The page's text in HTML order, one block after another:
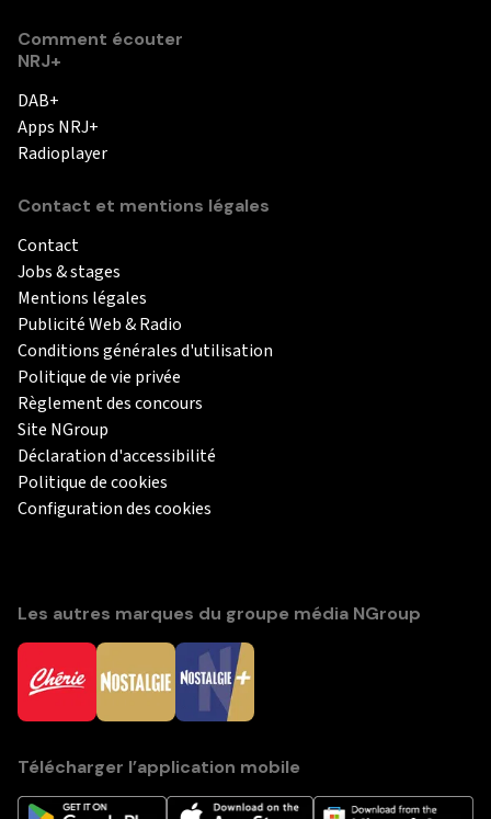
Comment écouter
NRJ+
DAB+
Apps NRJ+
Radioplayer
Contact et mentions légales
Contact
Jobs & stages
Mentions légales
Publicité Web & Radio
Conditions générales d'utilisation
Politique de vie privée
Règlement des concours
Site NGroup
Déclaration d'accessibilité
Politique de cookies
Configuration des cookies
Les autres marques du groupe média NGroup
Télécharger l’application mobile